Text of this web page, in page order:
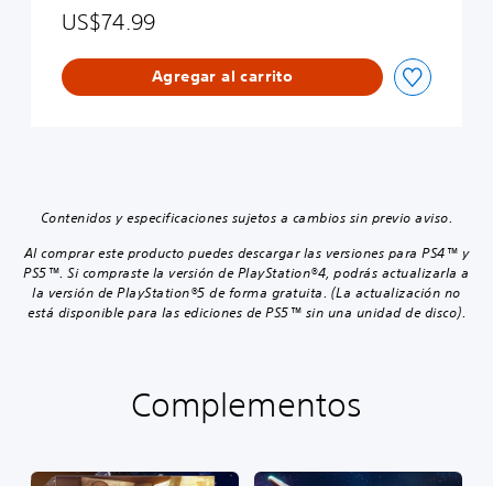
US$74.99
Agregar al carrito
Contenidos y especificaciones sujetos a cambios sin previo aviso.
Al comprar este producto puedes descargar las versiones para PS4™ y
PS5™. Si compraste la versión de PlayStation®4, podrás actualizarla a
la versión de PlayStation®5 de forma gratuita. (La actualización no
está disponible para las ediciones de PS5™ sin una unidad de disco).
Complementos